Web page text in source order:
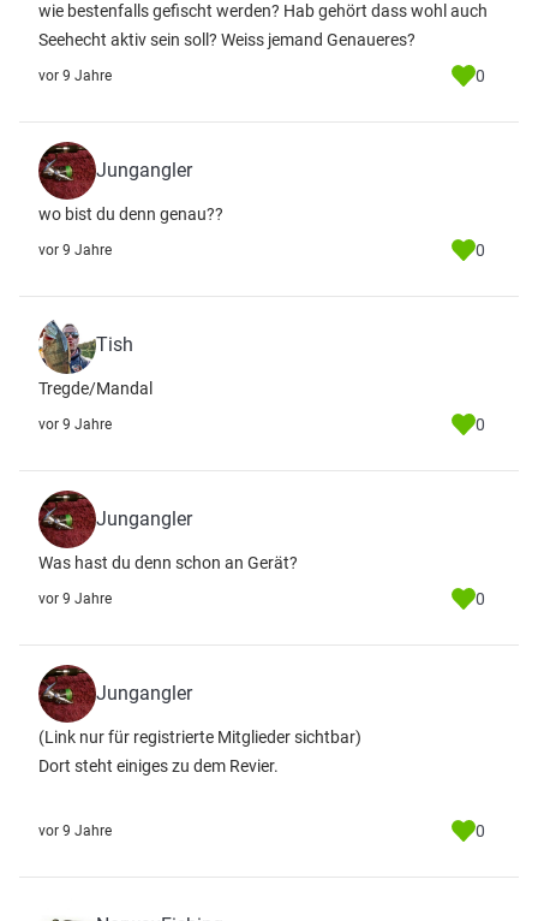
wie bestenfalls gefischt werden? Hab gehört dass wohl auch
Seehecht aktiv sein soll? Weiss jemand Genaueres?
vor 9 Jahre 0
Jungangler
wo bist du denn genau??
vor 9 Jahre 0
Tish
Tregde/Mandal
vor 9 Jahre 0
Jungangler
Was hast du denn schon an Gerät?
vor 9 Jahre 0
Jungangler
(Link nur für registrierte Mitglieder sichtbar)
Dort steht einiges zu dem Revier.
vor 9 Jahre 0